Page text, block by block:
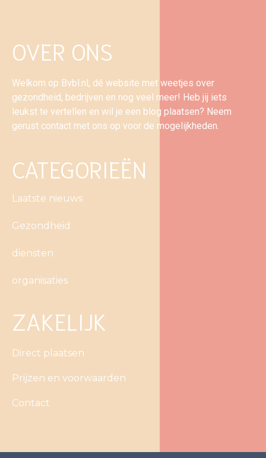
OVER ONS
Welkom op Bvbl.nl, dé website met weetjes over
gezondheid, bedrijven en nog veel meer! Heb jij iets
leukst te vertellen en wil je een blog plaatsen? Neem
gerust contact met ons op voor de mogelijkheden.
CATEGORIEËN
Laatste nieuws
Gezondheid
diensten
organisaties
ZAKELIJK
Direct plaatsen
Prijzen en voorwaarden
Contact